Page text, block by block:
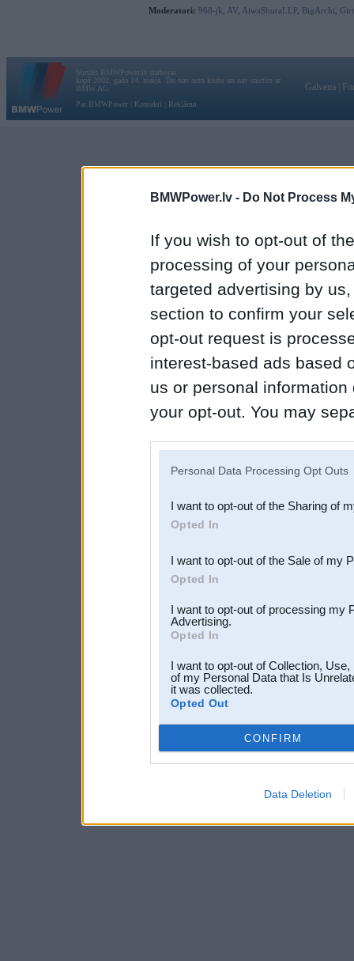
BMWPower.lv - Do Not Process
If you wish to opt-out of
processing of your
targeted advertising by
section to confirm your
opt-out request is
interest-based ads based
us or personal
your opt-out. You may
Downstream Participants
third parties.
Personal Data Processing Opt Outs
I want to opt-out of the Sharing of
Opted In
I want to opt-out of the Sale of my
Opted In
I want to opt-out of processing my
Advertising.
Opted In
I want to opt-out of Collection,
of my Personal Data that Is
it was collected.
Opted Out
CONFIRM
Data Deletion
Moderatori: 968-jk AV AiwaShuraLLP, BigArchi
Vortāls BMWPower.lv darbojas
kopš 2002. gada 14. maija. Tas nav auto klubs un nav saistīts ar
BMW AG.
Par BMWPower
Kontakti Reklāma
Galvena